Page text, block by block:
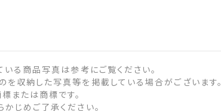
いる商品写真は参考にご覧ください。
収納した写真等を掲載している場合がございます。
または商標です。
じめご了承ください。